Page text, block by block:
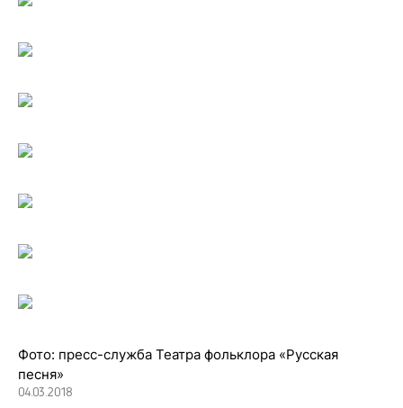
Фото: пресс-служба Театра фольклора «Русская
песня»
04.03.2018